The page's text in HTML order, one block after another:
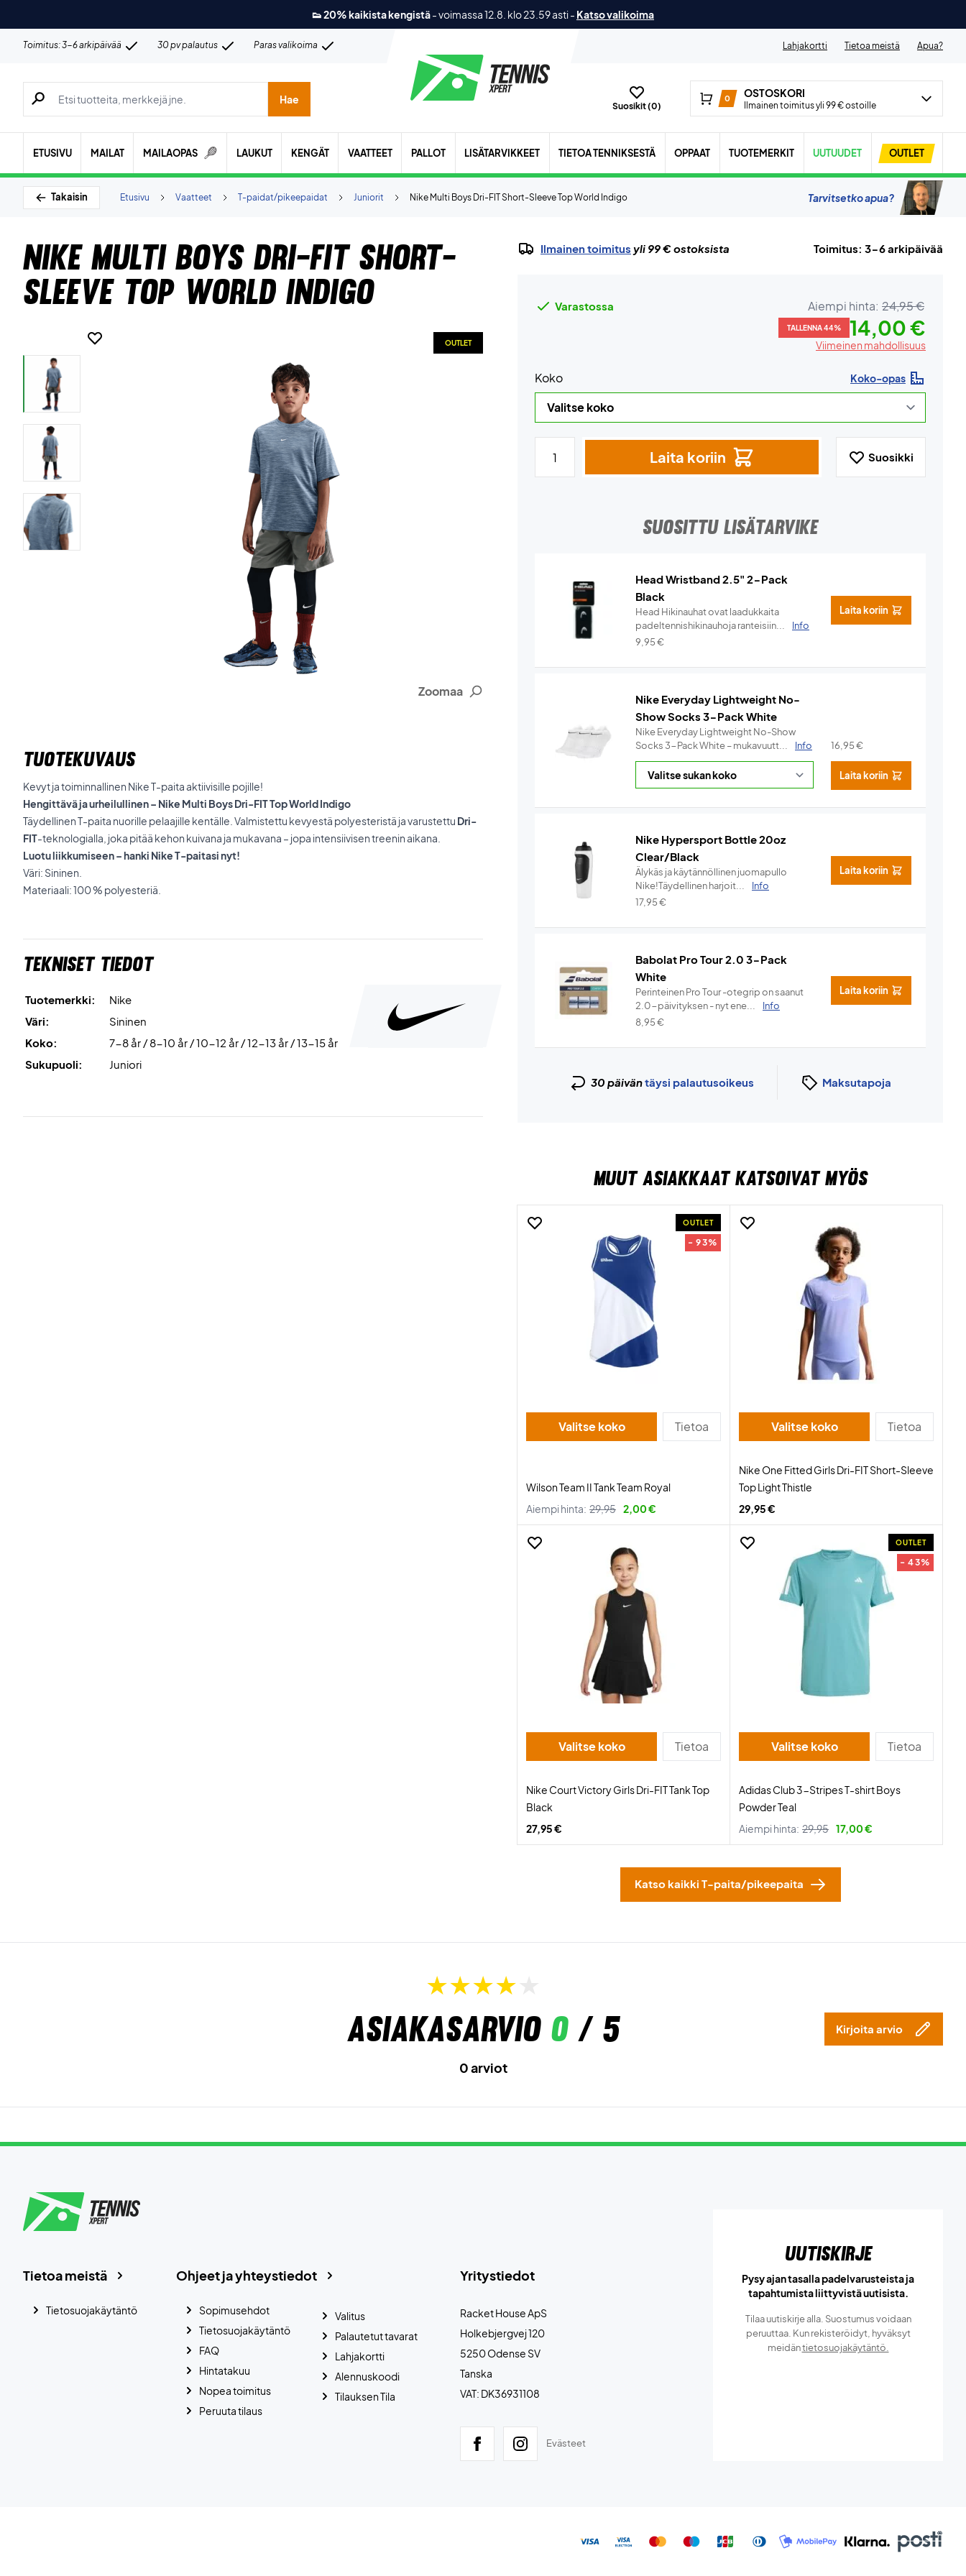
👟 20% kaikista kengistä-voimassa 12.8. klo 23.59 asti- Katso valikoima
Toimitus: 3-6 arkipäivää 30 pv palautus Paras valikoima Lahjakortti Tietoa meistä Apua?
Hae tuotteita, merkkejä jne.
Hae
Suosikit (0)
0 OSTOSKORI
Ilmainen toimitus yli 99 € ostoille
ETUSIVU MAILAT MAILAOPAS LAUKUT KENGÄT VAATTEET PALLOT LISÄTARVIKKEET TIETOA TENNIKSESTÄ OPPAAT TUOTEMERKIT UUTUUDET OUTLET
Takaisin Nike Multi Boys Dri-FIT Short-Sleeve Top World Indigo
Juniorit
T-paidat/pikeepaidat
Vaatteet
Etusivu Tarvitsetko apua?
Nike Multi Boys Dri-FIT Short-
Sleeve Top World Indigo
Zoomaa
OUTLET
TUOTEKUVAUS
Kevyt ja toiminnallinen Nike T-paita aktiivisille pojille!
Hengittävä ja urheilullinen – Nike Multi Boys Dri-FIT Top World Indigo
Täydellinen T-paita nuorille pelaajille kentälle. Valmistettu kevyestä polyesteristä ja varustettu Dri-
FIT-teknologialla, joka pitää kehon kuivana ja mukavana – jopa intensiivisen treenin aikana.
Luotu liikkumiseen – hanki Nike T-paitasi nyt!
Väri: Sininen.
Materiaali: 100 % polyesteriä.
Tekniset tiedot
Tuotemerkki:
Nike
Väri:
Sininen
Koko:
7-8 år / 8-10 år / 10-12 år / 12-13 år / 13-15 år
Sukupuoli:
Juniori
Ilmainen toimitus yli 99 € ostoksista Toimitus: 3-6 arkipäivää
Varastossa Aiempi hinta: 24,95 €
TALLENNA 44% 14,00 €
Viimeinen mahdollisuus
Koko Koko-opas
Laita koriin Suosikki
SUOSITTU LISÄTARVIKE
Head Wristband 2.5" 2-Pack
Black
Head Hikinauhat ovat laadukkaita
padeltennishikinauhoja ranteisiin...
Info
9,95€
Laita koriin
Nike Everyday Lightweight No-
Show Socks 3-Pack White
Nike Everyday Lightweight No-Show
Socks 3-Pack White – mukavuutt...
Info 16,95€
Laita koriin
Nike Hypersport Bottle 20oz
Clear/Black
Älykäs ja käytännöllinen juomapullo
Nike!Täydellinen harjoit...
Info
17,95€
Laita koriin
Babolat Pro Tour 2.0 3-Pack
White
Perinteinen Pro Tour -otegrip on saanut
2.0-päivityksen - nyt ene...
Info
8,95€
Laita koriin
30 päiväntäysi palautusoikeus Maksutapoja
MUUT ASIAKKAAT KATSOIVAT MYÖS
OUTLET
- 93%
Valitse koko Tietoa
Wilson Team II Tank Team Royal
Aiempi hinta: 29,95 2,00 €
Valitse koko Tietoa
Nike One Fitted Girls Dri-FIT Short-Sleeve
Top Light Thistle
29,95 €
Valitse koko Tietoa
Nike Court Victory Girls Dri-FIT Tank Top
Black
27,95 €
OUTLET
- 43%
Valitse koko Tietoa
Adidas Club 3-Stripes T-shirt Boys
Powder Teal
Aiempi hinta: 29,95 17,00 €
Katso kaikki T-paita/pikeepaita
Asiakasarvio 0/ 5 Kirjoita arvio
0 arviot
Yritystiedot
Racket House ApS
Holkebjergvej 120
5250 Odense SV
Tanska
VAT: DK36931108
Evästeet
Ohjeet ja yhteystiedot
Sopimusehdot
Tietosuojakäytäntö
FAQ
Hintatakuu
Nopea toimitus
Peruuta tilaus
Valitus
Palautetut tavarat
Lahjakortti
Alennuskoodi
Tilauksen Tila
Tietoa meistä
Tietosuojakäytäntö
Uutiskirje
Pysy ajan tasalla padelvarusteista ja
tapahtumista liittyvistä uutisista.
Tilaa uutiskirje alla. Suostumus voidaan
peruuttaa. Kun rekisteröidyt, hyväksyt
meidäntietosuojakäytäntö.